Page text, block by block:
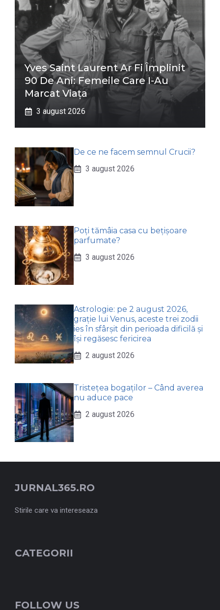
Yves Saint Laurent Ar Fi Împlinit
90 De Ani: Femeile Care I-Au
Marcat Viața
3 august 2026
De ce ne facem semnul Crucii?
3 august 2026
Poți tămâia casa cu bețișoare
parfumate?
3 august 2026
Astrologie: pe 2 august 2026,
grație lui Venus, aceste trei zodii
ies în sfârșit din perioada dificilă și
își regăsesc fericirea
2 august 2026
Tristețea bogaților – Când averea
nu aduce pace
2 august 2026
JURNAL365.RO
Stirile care va intereseaza
CATEGORII
FOLLOW US